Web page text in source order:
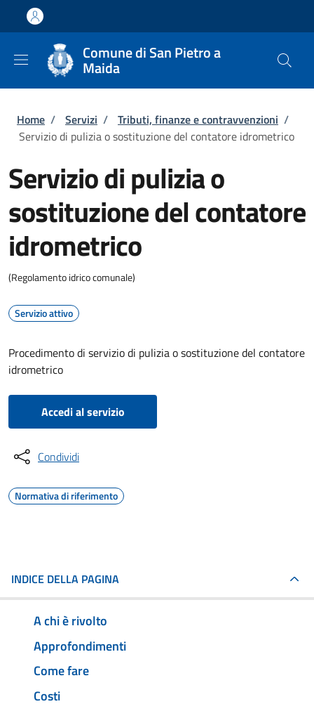
Salta al contenuto principale
Skip to footer content
Comune di San Pietro a
Maida
Briciole di pane
Home / Servizi / Tributi, finanze e contravvenzioni /
Servizio di pulizia o sostituzione del contatore idrometrico
Servizio di pulizia o
sostituzione del contatore
idrometrico
(Regolamento idrico comunale)
Servizio attivo
Procedimento di servizio di pulizia o sostituzione del contatore
idrometrico
Accedi al servizio
Condividi
Normativa di riferimento
INDICE DELLA PAGINA
A chi è rivolto
Approfondimenti
Come fare
Costi